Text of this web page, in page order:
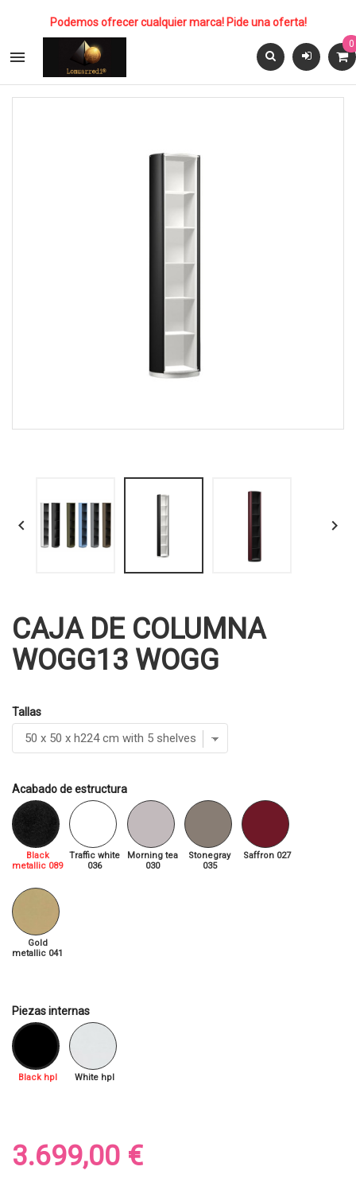
Podemos ofrecer cualquier marca! Pide una oferta!

0
 
CAJA DE COLUMNA
WOGG13 WOGG
Tallas
Acabado de estructura
Black
metallic 089
Traffic white
036
Morning tea
030
Stonegray
035
Saffron 027
Gold
metallic 041
Piezas internas
Black hpl White hpl
3.699,00 €